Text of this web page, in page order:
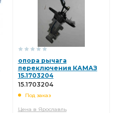
опора рычага
переключения КАМАЗ
15.1703204
15.1703204
Под заказ
Цена в Ярославль